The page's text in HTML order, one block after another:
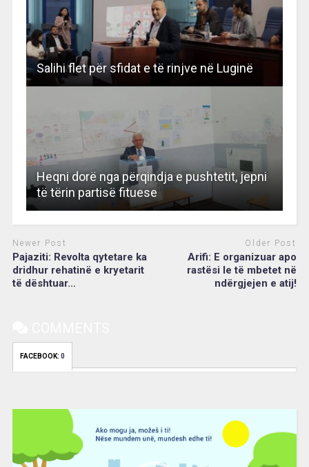
Salihi flet për sfidat e të rinjve në Luginë
Heqni dorë nga përqindja e pushtetit, jepni
të tërin partisë fituese
Newer Post
Pajaziti: Revolta qytetare ka
dridhur rehatinë e kryetarit
të dështuar…
Older Post
Arifi: E organizuar apo
rastësi le të mbetet në
ndërgjejen e atij!
FACEBOOK: 0